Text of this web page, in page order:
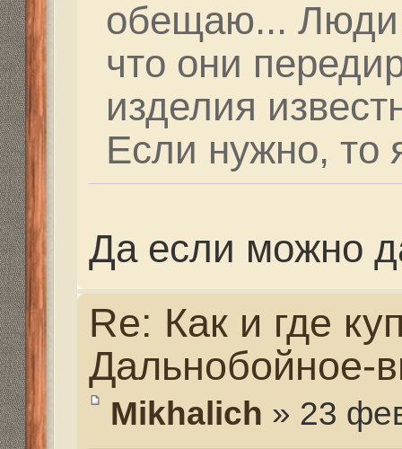
мишени! В
на друга.. После
замечаю всплеск на
Оказалось, рваные
рикошетов. И надо
и то же место. А
головка болта в
поражена. Будем
пойдём дальше по
отталкиваться от
полученных при